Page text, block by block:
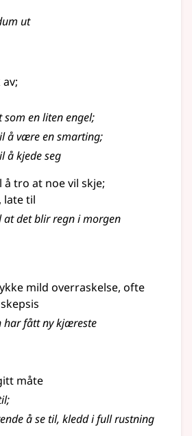
ut
;
som en liten engel;
å være en smarting;
å kjede seg
tro at noe vil skje;
late til
at det blir regn i morgen
mild overraskelse, ofte
har fått ny kjæreste
måte
;
å se til, kledd i full rustning